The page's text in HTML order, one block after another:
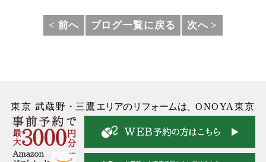
< 前へ ブログ一覧に戻る 次へ >
東京 武蔵野 ・ 三鷹 エリアのリフォームは、ONOYA東京